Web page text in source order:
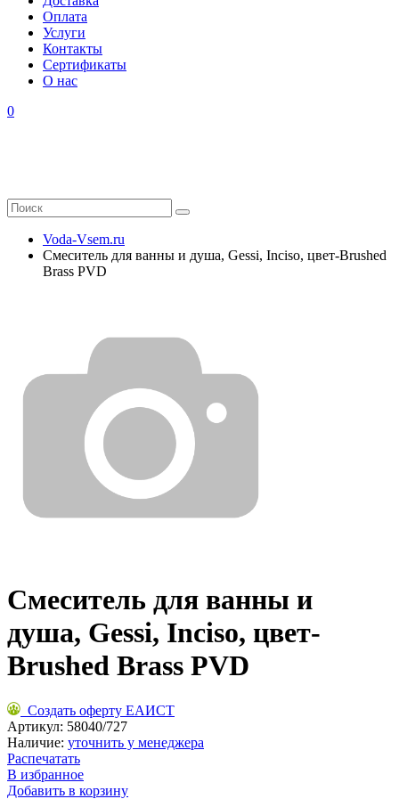
Оплата
Услуги
Контакты
Cертификаты
О нас
0
Voda-Vsem.ru
Смеситель для ванны и душа, Gessi, Inciso, цвет-Brushed
Brass PVD
Смеситель для ванны и
душа, Gessi, Inciso, цвет-
Brushed Brass PVD
Создать оферту ЕАИСТ
Артикул: 58040/727
Наличие: уточнить у менеджера
Распечатать
В избранное
Добавить в корзину